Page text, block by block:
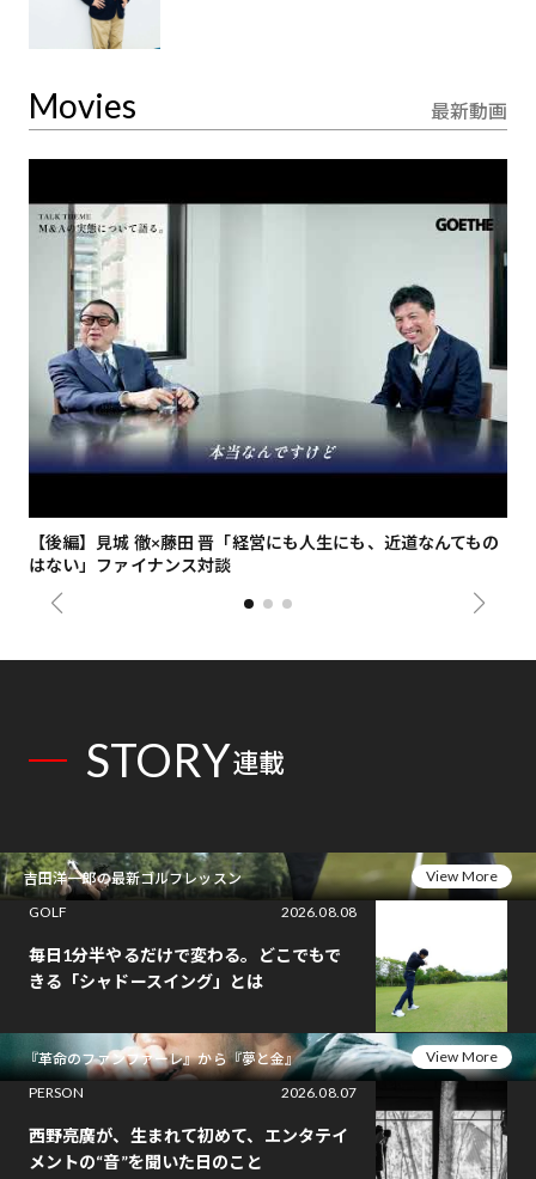
Movies 最新動画
【後編】見城 徹×藤田 晋「経営にも人生にも、近道なんてもの
はない」ファイナンス対談
STORY連載
吉田洋一郎の最新ゴルフレッスン
View More
GOLF
2026.08.08
毎日1分半やるだけで変わる。どこでもで
きる「シャドースイング」とは
『革命のファンファーレ』から『夢と金』
View More
PERSON
2026.08.07
西野亮廣が、生まれて初めて、エンタテイ
メントの“音”を聞いた日のこと